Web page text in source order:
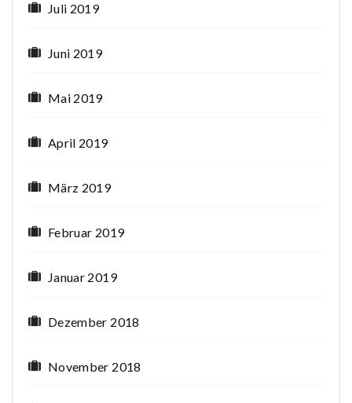
Juli 2019
Juni 2019
Mai 2019
April 2019
März 2019
Februar 2019
Januar 2019
Dezember 2018
November 2018